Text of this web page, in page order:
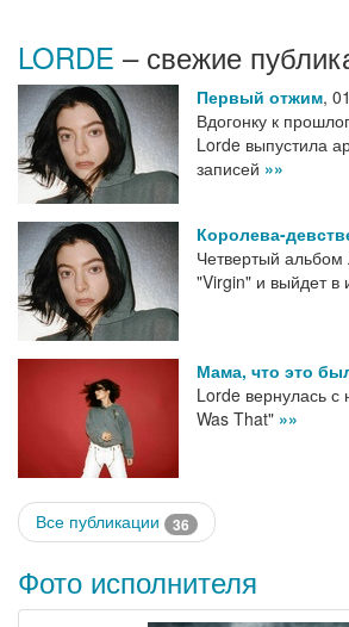
LORDE – свежие
Первый отжим,
Вдогонку к
Lorde выпустила
записей »»
Королева-
Четвертый альбом
"Virgin" и выйдет в
Мама, что это
Lorde вернулась
Was That" »»
Все публикации 36
Фото исполнителя